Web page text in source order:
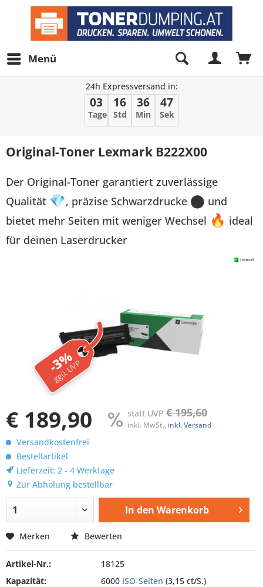
Menü
24h Expressversand in:
03
Tage
16
Std
36
Min
47
Sek
Original-Toner Lexmark B222X00
Der Original-Toner garantiert zuverlässige
Qualität 💎, präzise Schwarzdrucke ⬤ und
bietet mehr Seiten mit weniger Wechsel 🔥 ideal
für deinen Laserdrucker
-3%
ggü. UVP
€ 189,90 statt UVP € 195,60
inkl. MwSt., inkl. Versand
Versandkostenfrei
Bestellartikel
Lieferzeit: 2 - 4 Werktage
Zur Abholung bestellbar
In den Warenkorb
Merken Bewerten
Artikel-Nr.:
18125
Kapazität:
6000 ISO-Seiten (3,15 ct/S.)